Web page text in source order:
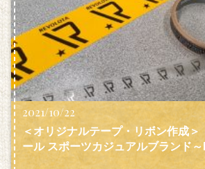
2021/10/22
＜オリジナルテープ・リボン作成＞
ール スポーツカジュアルブランド